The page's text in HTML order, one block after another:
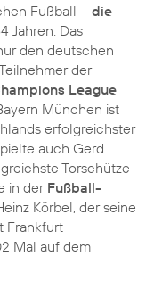
Fußball – die
Jahren. Das
den deutschen
der
League
München ist
erfolgreichster
auch Gerd
Torschütze
in der Fußball-
Körbel, der seine
Frankfurt
Mal auf dem